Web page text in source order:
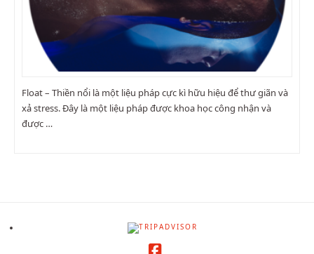
Float – Thiền nổi là một liệu pháp cực kì hữu hiệu để thư giãn và
xả stress. Đây là một liệu pháp được khoa học công nhận và
được …